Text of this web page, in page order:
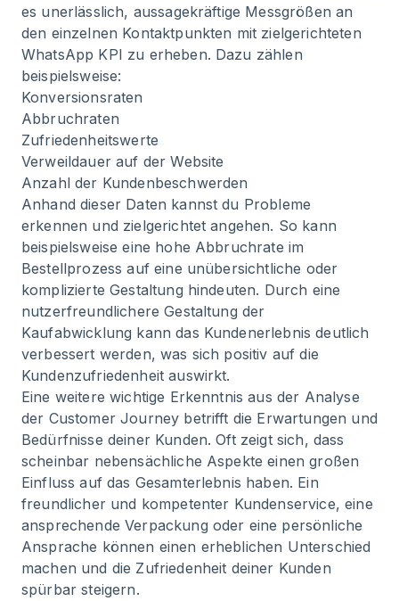
es unerlässlich, aussagekräftige Messgrößen an
den einzelnen Kontaktpunkten mit zielgerichteten
WhatsApp KPI zu erheben. Dazu zählen
beispielsweise:
Konversionsraten
Abbruchraten
Zufriedenheitswerte
Verweildauer auf der Website
Anzahl der Kundenbeschwerden
Anhand dieser Daten kannst du Probleme
erkennen und zielgerichtet angehen. So kann
beispielsweise eine hohe Abbruchrate im
Bestellprozess auf eine unübersichtliche oder
komplizierte Gestaltung hindeuten. Durch eine
nutzerfreundlichere Gestaltung der
Kaufabwicklung kann das Kundenerlebnis deutlich
verbessert werden, was sich positiv auf die
Kundenzufriedenheit auswirkt.
Eine weitere wichtige Erkenntnis aus der Analyse
der Customer Journey betrifft die Erwartungen und
Bedürfnisse deiner Kunden. Oft zeigt sich, dass
scheinbar nebensächliche Aspekte einen großen
Einfluss auf das Gesamterlebnis haben. Ein
freundlicher und kompetenter Kundenservice, eine
ansprechende Verpackung oder eine persönliche
Ansprache können einen erheblichen Unterschied
machen und die Zufriedenheit deiner Kunden
spürbar steigern.